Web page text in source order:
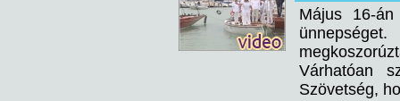
Május 16-
Várhatóan
Szövetség,